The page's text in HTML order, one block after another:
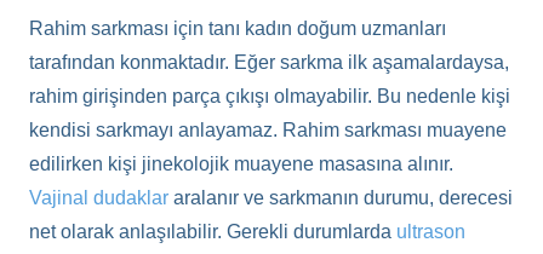
Rahim sarkması için tanı kadın doğum uzmanları
tarafından konmaktadır. Eğer sarkma ilk aşamalardaysa,
rahim girişinden parça çıkışı olmayabilir. Bu nedenle kişi
kendisi sarkmayı anlayamaz. Rahim sarkması muayene
edilirken kişi jinekolojik muayene masasına alınır.
Vajinal dudaklar aralanır ve sarkmanın durumu, derecesi
net olarak anlaşılabilir. Gerekli durumlarda ultrason